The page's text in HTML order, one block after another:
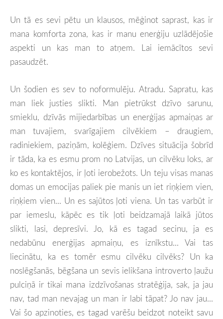
Un tā es sevi pētu un klausos, mēģinot saprast, kas ir
mana komforta zona, kas ir manu enerģiju uzlādējošie
aspekti un kas man to atņem. Lai iemācītos sevi
pasaudzēt.
Un šodien es sev to noformulēju. Atradu. Sapratu, kas
man liek justies slikti. Man pietrūkst dzīvo sarunu,
smieklu, dzīvās mijiedarbības un enerģijas apmaiņas ar
man tuvajiem, svarīgajiem cilvēkiem – draugiem,
radiniekiem, paziņām, kolēģiem. Dzīves situācija šobrīd
ir tāda, ka es esmu prom no Latvijas, un cilvēku loks, ar
ko es kontaktējos, ir ļoti ierobežots. Un teju visas manas
domas un emocijas paliek pie manis un iet riņķiem vien,
riņķiem vien... Un es sajūtos ļoti viena. Un tas varbūt ir
par iemeslu, kāpēc es tik ļoti beidzamajā laikā jūtos
slikti, lasi, depresīvi. Jo, kā es tagad secinu, ja es
nedabūnu enerģijas apmaiņu, es iznīkstu... Vai tas
liecinātu, ka es tomēr esmu cilvēku cilvēks? Un ka
noslēgšanās, bēgšana un sevis ielikšana introverto ļaužu
pulciņā ir tikai mana izdzīvošanas stratēģija, sak, ja jau
nav, tad man nevajag un man ir labi tāpat? Jo nav jau...
Vai šo apzinoties, es tagad varēšu beidzot noteikt savu